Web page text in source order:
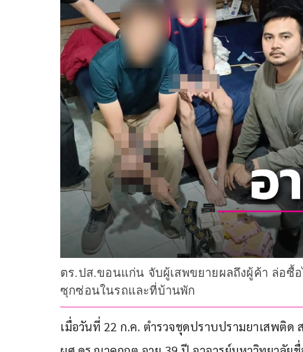
ตร.ปส.ขอนแก่น จับผู้เสพขยายผลถึงผู้ค้า ล่อซื้อ
ซุกซ่อนในรถและที่บ้านพัก
เมื่อวันที่ 22 ก.ค. ตำรวจชุดปราบปรามยาเสพติ